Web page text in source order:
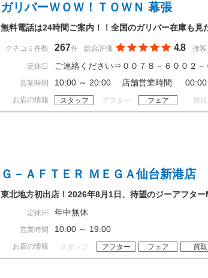
ガリバーＷＯＷ！ＴＯＷＮ 幕張
無料電話は24時間ご案内！！全国のガリバー在庫も見
クチコミ件数 267件 総合評価 4.8 接客
定休日 ご連絡ください⇒００７８－６００２－
営業時間 10:00 ～ 20:00 店舗営業時間 00:00
お店の情報 スタッフ アフター フェア 買取
Ｇ－ＡＦＴＥＲ ＭＥＧＡ仙台新港店
東北地方初出店！2026年8月1日、待望のジーアフター
定休日 年中無休
営業時間 10:00 ～ 19:00
お店の情報 スタッフ アフター フェア 買取